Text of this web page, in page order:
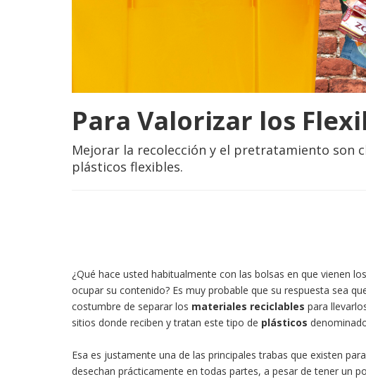
Para Valorizar los
Mejorar la recolección y el pretratamiento son
plásticos flexibles.
¿Qué hace usted habitualmente con las bolsas en que vienen
ocupar su contenido? Es muy probable que su respuesta sea
costumbre de separar los materiales reciclables para
sitios donde reciben y tratan este tipo de plásticos
Esa es justamente una de las principales trabas que existen para
desechan prácticamente en todas partes, a pesar de tener un